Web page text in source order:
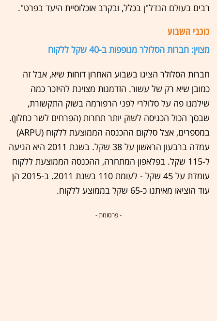
רבים בעולם הנדל"ן בכלל, ובקרב אוכלוסיית היעד בפרט".
כוכבי השבוע
מצוין: חברות הסלולר מנופפות ב-40 שקל ללקוח
חברות הסלולר הציגו בשבוע האחרון דוחות שיא, אבל זה
כמובן שיא רק של עשור. הזדמנות מצוינת להיזכר כמה
שילמנו פה על סלולרי לפני הרפורמה בשוק התקשורת,
שבסך הכול הכניסה לשוק יותר תחרות (הפרחים לשר כחלון).
במספרים, אצל סלקום ההכנסה הממוצעת ללקוח (ARPU)
עמדה ברבעון הראשון על 38 שקל. בשנת 2011 היא הגיעה
ל-115 שקל. בפלאפון המתחרה, ההכנסה הממוצעת ללקוח
עומדת על 45 שקל - לעומת 110 בשנת 2011. ב-2015 הן
עוד הוציאו מאיתנו כ-65 שקל בממוצע ללקוח.
- פרסומת -